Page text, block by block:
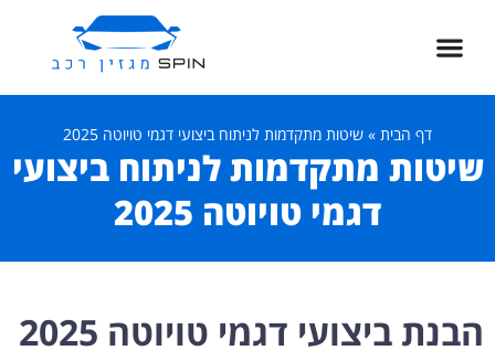
דף הבית » שיטות מתקדמות לניתוח ביצועי דגמי טויוטה 2025
שיטות מתקדמות לניתוח ביצועי
דגמי טויוטה 2025
הבנת ביצועי דגמי טויוטה 2025